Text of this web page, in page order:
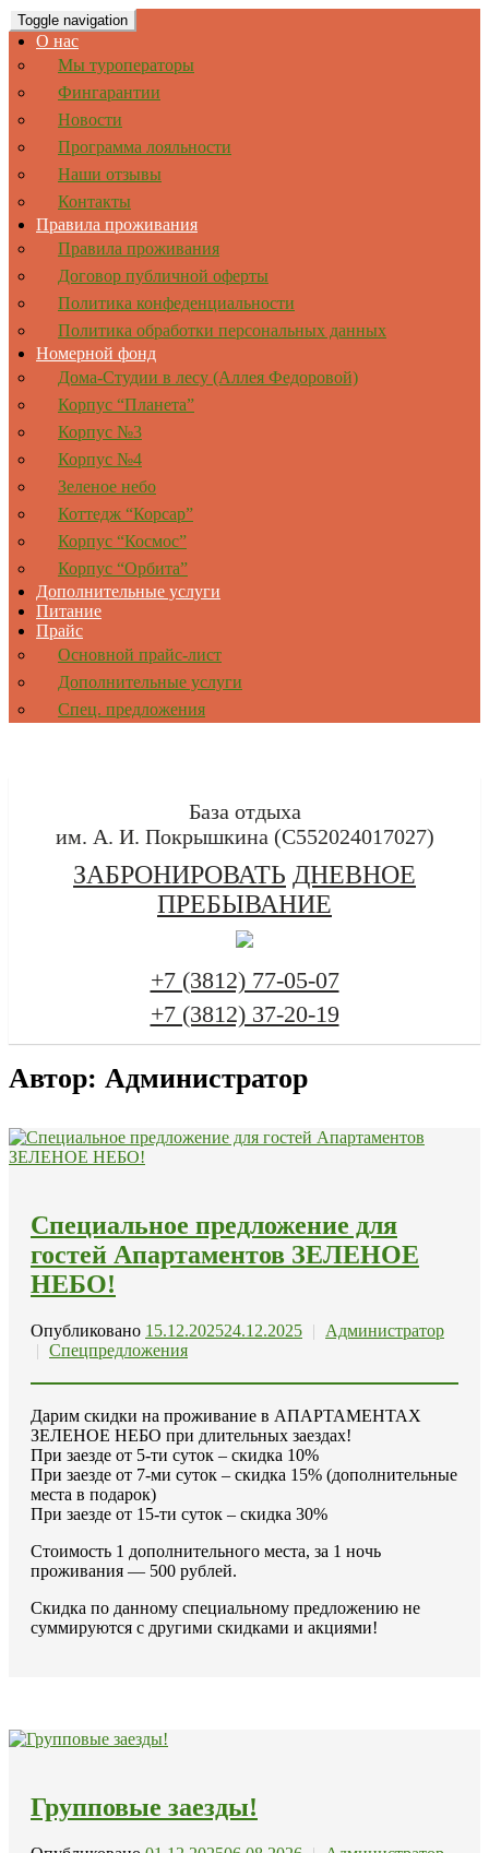
Toggle navigation
О нас
Мы туроператоры
Фингарантии
Новости
Программа лояльности
Наши отзывы
Контакты
Правила проживания
Правила проживания
Договор публичной оферты
Политика конфеденциальности
Политика обработки персональных данных
Номерной фонд
Дома-Студии в лесу (Аллея Федоровой)
Корпус “Планета”
Корпус №3
Корпус №4
Зеленое небо
Коттедж “Корсар”
Корпус “Космос”
Корпус “Орбита”
Дополнительные услуги
Питание
Прайс
Основной прайс-лист
Дополнительные услуги
Спец. предложения
База отдыха
им. А. И. Покрышкина (C552024017027)
ЗАБРОНИРОВАТЬ ДНЕВНОЕ
ПРЕБЫВАНИЕ
+7 (3812) 77-05-07
+7 (3812) 37-20-19
Автор: Администратор
Специальное предложение для
гостей Апартаментов ЗЕЛЕНОЕ
НЕБО!
Опубликовано 15.12.202524.12.2025 |
Администратор
| Спецпредложения
Дарим скидки на проживание в АПАРТАМЕНТАХ
ЗЕЛЕНОЕ НЕБО при длительных заездах!
При заезде от 5-ти суток – скидка 10%
При заезде от 7-ми суток – скидка 15% (дополнительные
места в подарок)
При заезде от 15-ти суток – скидка 30%
Стоимость 1 дополнительного места, за 1 ночь
проживания — 500 рублей.
Скидка по данному специальному предложению не
суммируются с другими скидками и акциями!
Групповые заезды!